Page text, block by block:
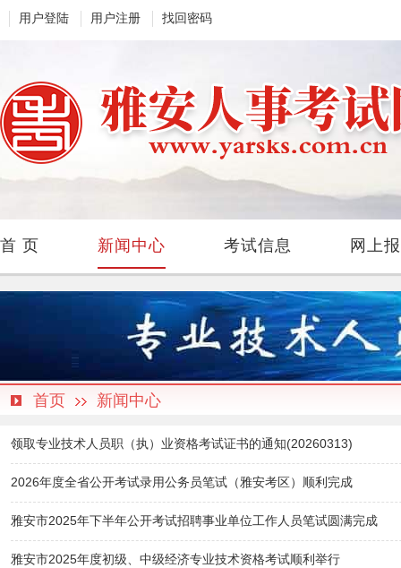
用户登陆 用户注册 找回密码
首 页 新闻中心 考试信息 网上
首页 新闻中心
领取专业技术人员职（执）业资格考试证书的通知(20260313)
2026年度全省公开考试录用公务员笔试（雅安考区）顺利完成
雅安市2025年下半年公开考试招聘事业单位工作人员笔试圆满完成
雅安市2025年度初级、中级经济专业技术资格考试顺利举行